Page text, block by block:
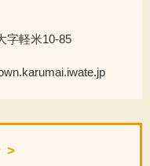
字軽米10-85